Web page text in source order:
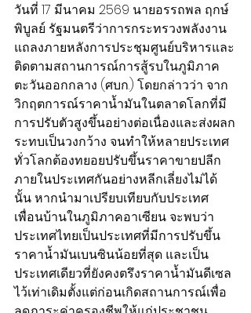
วันที่ 17 มีนาคม 2569 นายอรรถพล ฤกษ์
พิบูลย์ รัฐมนตรีว่าการกระทรวงพลังงาน
แถลงภายหลังการประชุมศูนย์บริหารและ
ติดตามสถานการณ์การสู้รบในภูมิภาค
ตะวันออกกลาง (ศบก.) โดยกล่าวว่า จาก
วิกฤตการณ์ราคาน้ำมันในตลาดโลกที่มี
การปรับตัวสูงขึ้นอย่างต่อเนื่องและส่งผลก
ระทบเป็นวงกว้าง จนทำให้หลายประเทศ
ทั่วโลกต้องทยอยปรับขึ้นราคาขายปลีก
ภายในประเทศกันอย่างหลีกเลี่ยงไม่ได้
นั้น หากนำมาเปรียบเทียบกับประเทศ
เพื่อนบ้านในภูมิภาคอาเซียน จะพบว่า
ประเทศไทยเป็นประเทศที่มีการปรับขึ้น
ราคาน้ำมันเบนซินน้อยที่สุด และเป็น
ประเทศเดียวที่ยังคงตรึงราคาน้ำมันดีเซล
ไว้เท่าเดิมตั้งแต่ก่อนเกิดสถานการณ์เพื่อ